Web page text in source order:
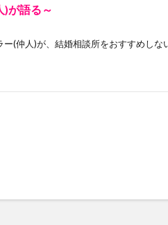
)が語る～
(仲人)が、結婚相談所をおすすめし